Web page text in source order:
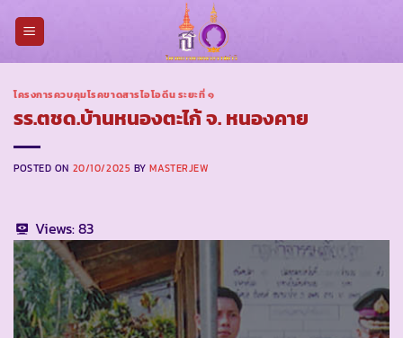
โครงการควบคุมโรคขาดสารไอโอดีน ระยะที่ ๑
รร.ตชด.บ้านหนองตะไก้ จ. หนองคาย
POSTED ON 20/10/2025 BYMASTERJEW
Views:83